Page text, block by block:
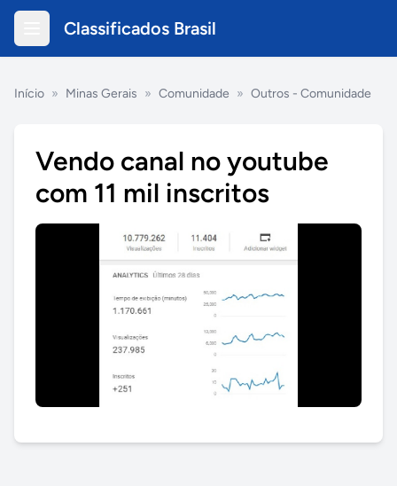
Classificados Brasil
Início » Minas Gerais » Comunidade » Outros - Comunidade
Vendo canal no youtube
com 11 mil inscritos